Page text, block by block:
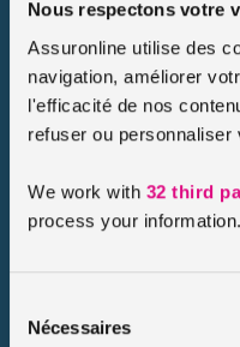
Nous respectons votre
Assuronline utilise des
navigation, améliorer
l'efficacité de nos
refuser ou
We work with 32 third
process your information.
Nécessaires
Quelles démarches
Vous êtes locataire et
sur la planche mais pas